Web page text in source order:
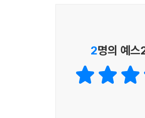
러한 지적은 비난에 지나
난다는 것이다.
--- p.319~320
매타작을 혹독하고도 넉
양가적이었다. 자식이 맞
지난 10년간의 파시즘 연
테벨라이트의 가장 큰 학
2명의 예